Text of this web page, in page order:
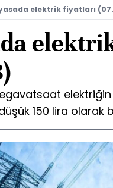
elektrik fiyatları
elektriğin
150 lira olarak